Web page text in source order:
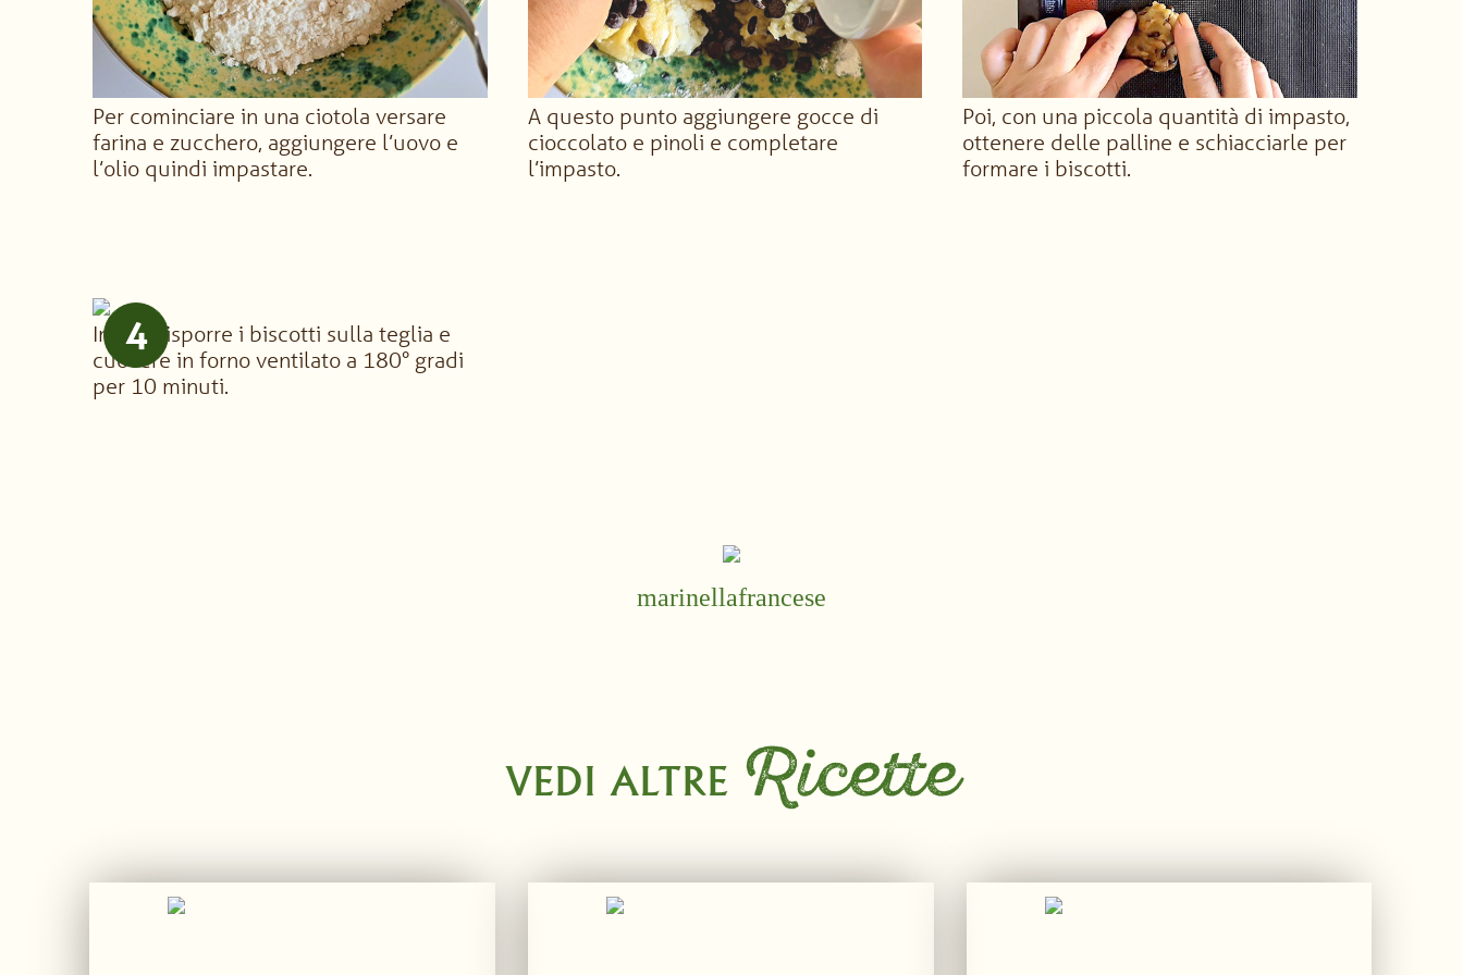
Per cominciare in una ciotola versare
farina e zucchero, aggiungere l’uovo e
l’olio quindi impastare.
A questo punto aggiungere gocce di
cioccolato e pinoli e completare
l’impasto.
Poi, con una piccola quantità di impasto,
ottenere delle palline e schiacciarle per
formare i biscotti.
4
Infine disporre i biscotti sulla teglia e
cuocere in forno ventilato a 180° gradi
per 10 minuti.
marinellafrancese
VEDI ALTRE Ricette